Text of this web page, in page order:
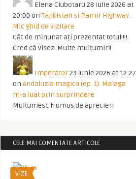
Elena Ciubotaru 28 iulie 2026 at
20:00 on Tajikistan si Pamir Highway.
Mic ghid de vizitare
Cât de minunat ați prezentat totul!!!!
Cred că visez! Multe mulțumiri!
Imperator23 iunie 2026 at 12:27
on Andaluzia magica (ep. 1). Malaga
m-a luat prin surprindere
Multumesc frumos de aprecieri
CELE MAI COMENTATE ARTICOLE
VIZE